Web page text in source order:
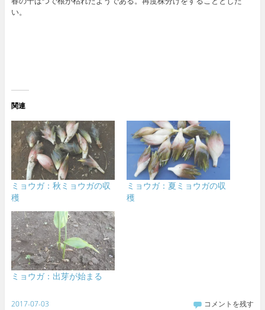
い。
関連
ミョウガ：秋ミョウガの収
穫
ミョウガ：夏ミョウガの収
穫
ミョウガ：出芽が始まる
2017-07-03 コメントを残す